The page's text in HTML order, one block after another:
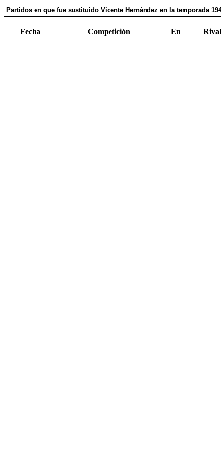
Partidos en que fue sustituido Vicente Hernández en la temporada
Fecha Competición En Rival